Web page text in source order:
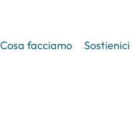
Cosa facciamo Sostienici